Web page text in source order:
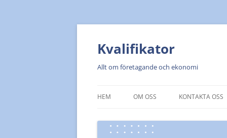
Kvalifikator
Allt om företagande och ekonomi
HEM OM OSS KONTAKTA OSS